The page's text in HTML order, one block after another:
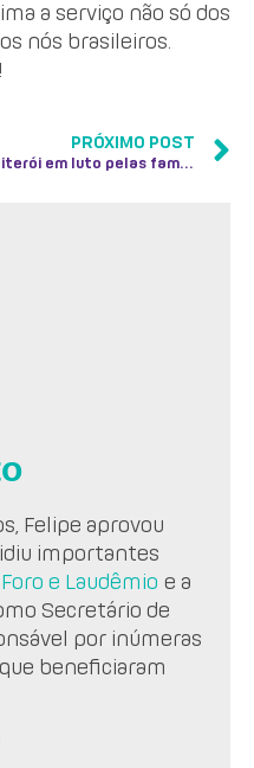
a serviço não só dos
nós brasileiros.
PRÓXIMO POST
Niterói em luto pelas famílias da Boa Esperança
Felipe aprovou
importantes
Foro e Laudêmio e a
Secretário de
por inúmeras
beneficiaram